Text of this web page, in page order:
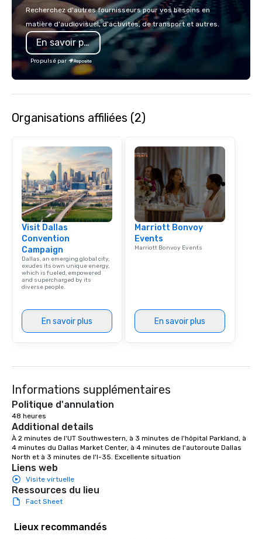
Recherchez d'autres fournisseurs pour vos besoins en
matière d'audiovisuel, d'activités, de transport et autres.
En savoir plus
Propulsé par
Organisations affiliées (2)
Visit Dallas
Convention
Campaign
Dallas, an emerging global city,
exudes its own unique energy,
which is fueled, empowered
and supercharged by its
diverse people.
En savoir plus
Marriott Bonvoy
Events
Marriott Bonvoy Events
En savoir plus
Informations supplémentaires
Politique d'annulation
48 heures
Additional details
À 2 minutes de l'UT Southwestern, à 3 minutes de l'hôpital Parkland, à
4 minutes du Dallas Market Center, à 4 minutes de l'autoroute Dallas
North et à 3 minutes de l'I-35. Excellente situation
Liens web
Visite virtuelle
Ressources du lieu
Fact Sheet
Lieux recommandés